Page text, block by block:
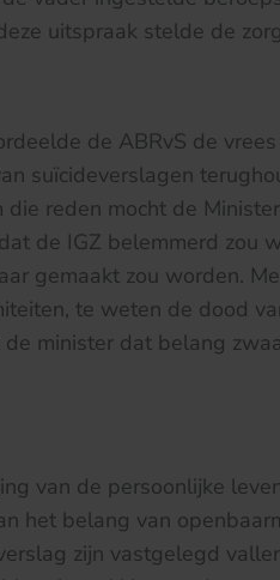
uitspraak stelde de
de ABRvS de
suïcideverslagen
die reden mocht de
de IGZ belemmerd zou
gemaakt zou worden.
te weten de dood
de minister dat belang
van de persoonlijke
het belang van
zijn vastgelegd